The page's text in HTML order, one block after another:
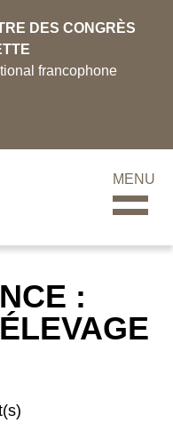
DES CONGRÈS
francophone
MENU
: